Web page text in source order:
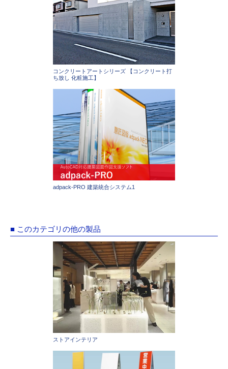
コンクリートアートシリーズ 【コンクリート打
ち放し 化粧施工】
adpack-PRO 建築統合システム1
■ このカテゴリの他の製品
ストアインテリア